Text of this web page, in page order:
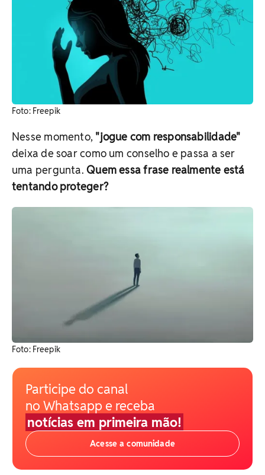
​Foto: Freepik
Nesse momento, "jogue com responsabilidade"
deixa de soar como um conselho e passa a ser
uma pergunta.Quem essa frase realmente está
tentando proteger?
​Foto: Freepik
Participe do canal
no Whatsapp e receba
notícias em primeira mão!
Acesse a comunidade